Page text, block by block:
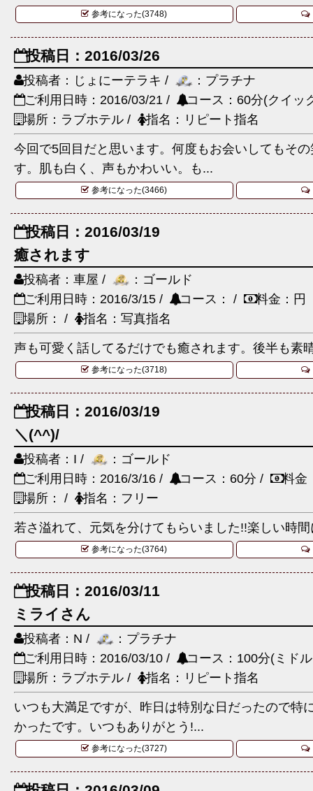
参考になった(3748)
投稿日：2016/03/26
投稿者：じょにーテラキ /
：プラチナ
ご利用日時：2016/03/21 /
コース：60分(クイ
場所：ラブホテル /
指名：リピート指名
今回で5回目だと思います。何度もお会いしてもそ
す。肌も白く、声もかわいい。も...
参考になった(3466)
投稿日：2016/03/19
癒されます
投稿者：車屋 /
：ゴールド
ご利用日時：2016/3/15 /
コース： /
料金：円
場所： /
指名：写真指名
声も可愛く話してるだけでも癒されます。後半も素
参考になった(3718)
投稿日：2016/03/19
＼(^^)/
投稿者：I /
：ゴールド
ご利用日時：2016/3/16 /
コース：60分 /
料金
場所： /
指名：フリー
若さ溢れて、元気を分けてもらいました!!楽しい時
参考になった(3764)
投稿日：2016/03/11
ミライさん
投稿者：N /
：プラチナ
ご利用日時：2016/03/10 /
コース：100分(ミド
場所：ラブホテル /
指名：リピート指名
いつも大満足ですが、昨日は特別な日だったので特
かったです。いつもありがとう!...
参考になった(3727)